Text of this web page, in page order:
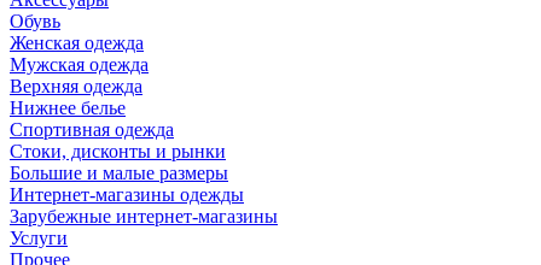
Обувь
Женская одежда
Мужская одежда
Верхняя одежда
Нижнее белье
Спортивная одежда
Стоки, дисконты и рынки
Большие и малые размеры
Интернет-магазины одежды
Зарубежные интернет-магазины
Услуги
Прочее